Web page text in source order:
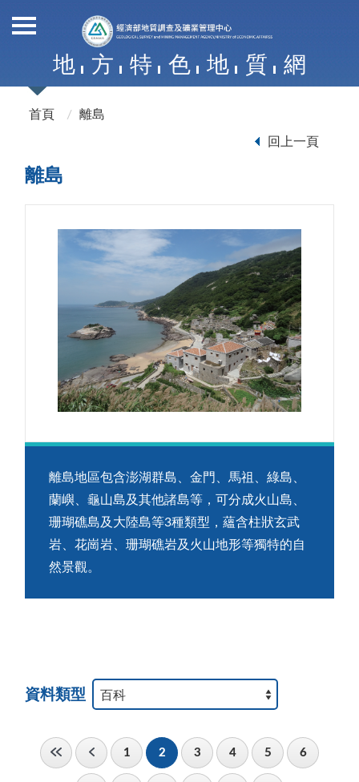
地 方 特 色 地 質 網
首頁 離島
回上一頁
離島
離島地區包含澎湖群島、金門、馬祖、綠島、
蘭嶼、龜山島及其他諸島等，可分成火山島、
珊瑚礁島及大陸島等3種類型，蘊含柱狀玄武
岩、花崗岩、珊瑚礁岩及火山地形等獨特的自
然景觀。
資料類型
1 2 3 4 5 6